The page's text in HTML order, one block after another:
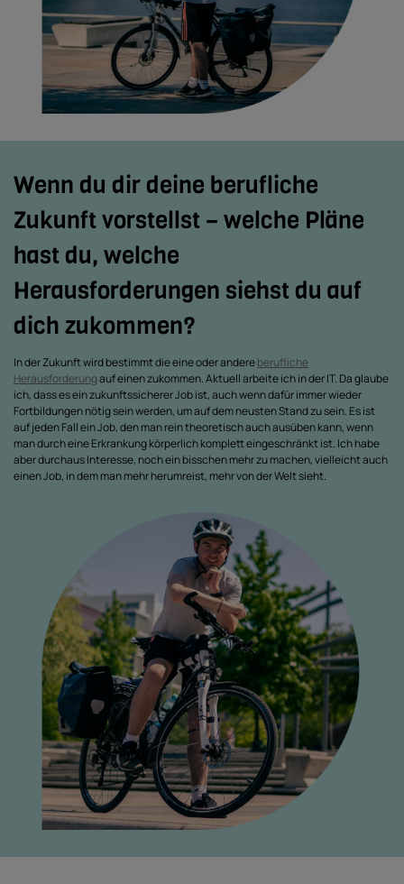
Wenn du dir deine berufliche
Zukunft vorstellst – welche Pläne
hast du, welche
Herausforderungen siehst du auf
dich zukommen?
In der Zukunft wird bestimmt die eine oder andereberufliche
Herausforderungauf einen zukommen. Aktuell arbeite ich in der IT. Da glaube
ich, dass es ein zukunftssicherer Job ist, auch wenn dafür immer wieder
Fortbildungen nötig sein werden, um auf dem neusten Stand zu sein. Es ist
auf jeden Fall ein Job, den man rein theoretisch auch ausüben kann, wenn
man durch eine Erkrankung körperlich komplett eingeschränkt ist. Ich habe
aber durchaus Interesse, noch ein bisschen mehr zu machen, vielleicht auch
einen Job, in dem man mehr herumreist, mehr von der Welt sieht.